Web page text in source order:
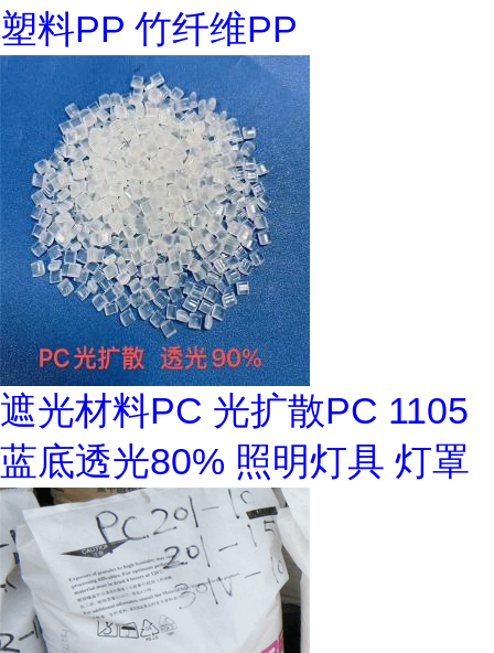
塑料PP 竹纤维PP
遮光材料PC 光扩散PC 1105
蓝底透光80% 照明灯具 灯罩